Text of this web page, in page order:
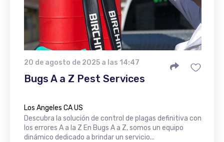
20 de agosto de 2025 a las 14:47
Bugs A a Z Pest Services
Los Angeles CA US
Descubra la solución de control de plagas definitiva con
los errores A a la Z En Bugs A a Z, somos un equipo
dinámico dedicado a brindar un servicio...